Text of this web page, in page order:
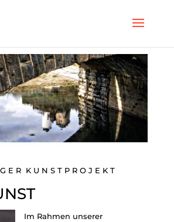
E R K U N S T P R O J E K T
Im Rahmen unserer